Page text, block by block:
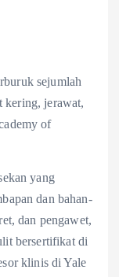
sejumlah
kering, jerawat,
of
yang
dan bahan-
dan pengawet,
bersertifikat di
klinis di Yale